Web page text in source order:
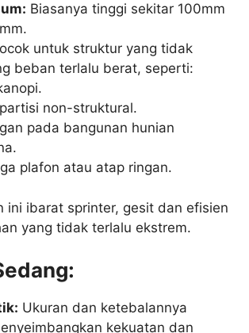
Biasanya tinggi sekitar 100mm
untuk struktur yang tidak
beban terlalu berat, seperti:
non-struktural.
pada bangunan hunian
plafon atau atap ringan.
ini ibarat sprinter, gesit dan efisien
yang tidak terlalu ekstrem.
Ukuran dan ketebalannya
kekuatan dan